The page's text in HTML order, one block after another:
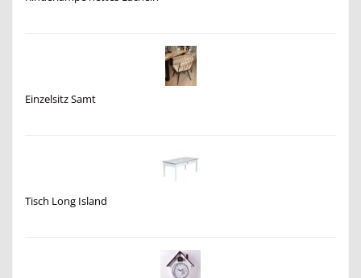
Einzelsitz Samt
Tisch Long Island